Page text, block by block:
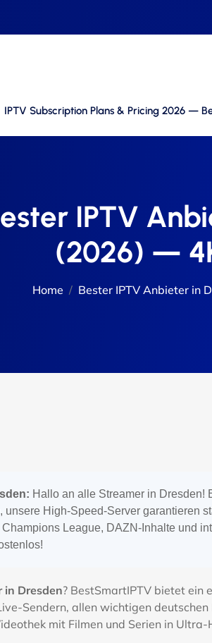
IPTV Subscription Plans & Pricing 2026 —
IPTV
(2026) —
Home Bester IPTV Anbieter in
Hallo an alle Streamer in Dresden!
unsere High-Speed-Server garantieren
League, DAZN-Inhalte und
in Dresden? BestSmartIPTV bietet ein
Sendern, allen wichtigen deutschen
mit Filmen und Serien in